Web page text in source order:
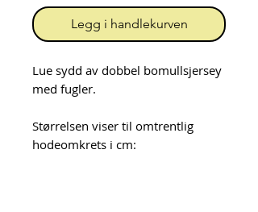
Legg i handlekurven
Lue sydd av dobbel bomullsjersey
med fugler.
Størrelsen viser til omtrentlig
hodeomkrets i cm: